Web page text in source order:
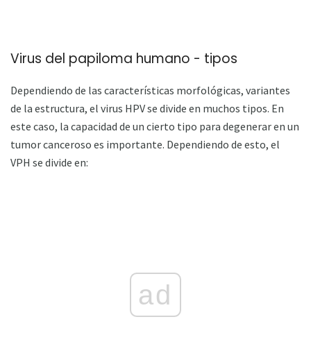
Virus del papiloma humano - tipos
Dependiendo de las características morfológicas, variantes
de la estructura, el virus HPV se divide en muchos tipos. En
este caso, la capacidad de un cierto tipo para degenerar en un
tumor canceroso es importante. Dependiendo de esto, el
VPH se divide en:
ad